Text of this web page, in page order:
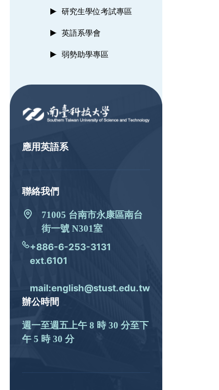
研究生學位考試專區
英語系學會
弱勢助學專區
應用英語系
聯絡我們
71005 台南市永康區南台
街一號 N301室
+886-6-253-3131
ext.6101
mail:english@stust.edu.tw
辦公時間
週一至週五上午 8 時 30 分至下
午 5 時 30 分